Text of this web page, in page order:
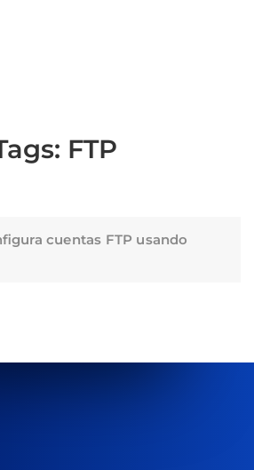
FTP
cuentas FTP usando